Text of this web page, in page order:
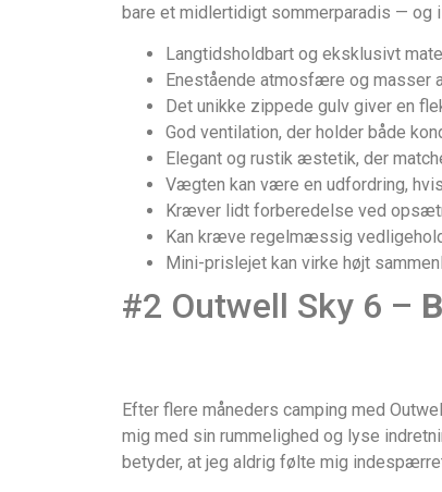
bare et midlertidigt sommerparadis — og
Langtidsholdbart og eksklusivt
Enestående atmosfære og masser
Det unikke zippede gulv giver en
God ventilation, der holder både
Elegant og rustik æstetik, der
Vægten kan være en udfordring,
Kræver lidt forberedelse ved
Kan kræve regelmæssig
Mini-prislejet kan virke højt
#2 Outwell Sky 6 –
Efter flere måneders camping med
mig med sin rummelighed og lyse
betyder, at jeg aldrig følte mig